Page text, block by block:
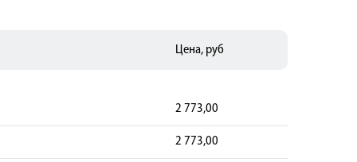
Цена, руб
2 773,00
2 773,00